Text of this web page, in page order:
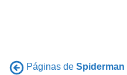
Páginas de Spiderman